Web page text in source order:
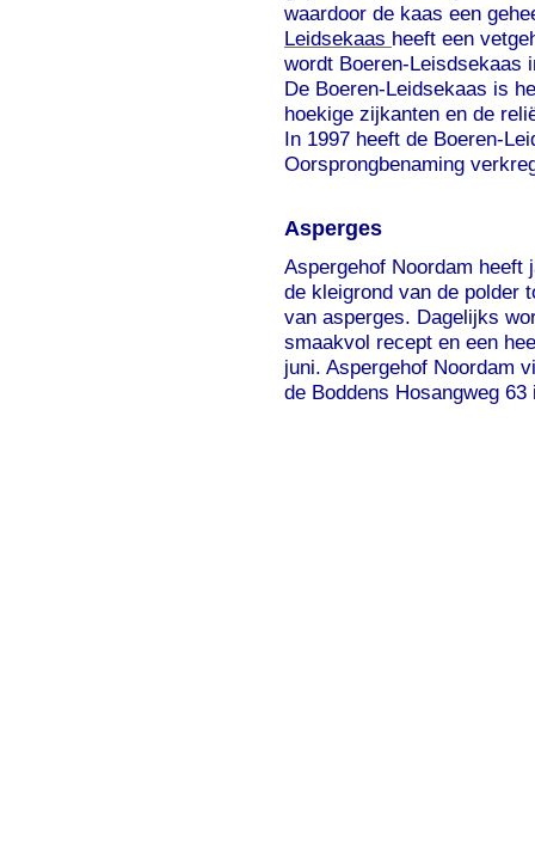
waardoor de kaas een
Leidsekaas heeft een
wordt Boeren-Leisdsekaas
De Boeren-Leidsekaas is
hoekige zijkanten en de
In 1997 heeft de Boeren-
Oorsprongbenaming
Asperges
Aspergehof Noordam heeft
de kleigrond van de polder
van asperges. Dagelijks
smaakvol recept en een
juni. Aspergehof Noordam
de Boddens Hosangweg 63